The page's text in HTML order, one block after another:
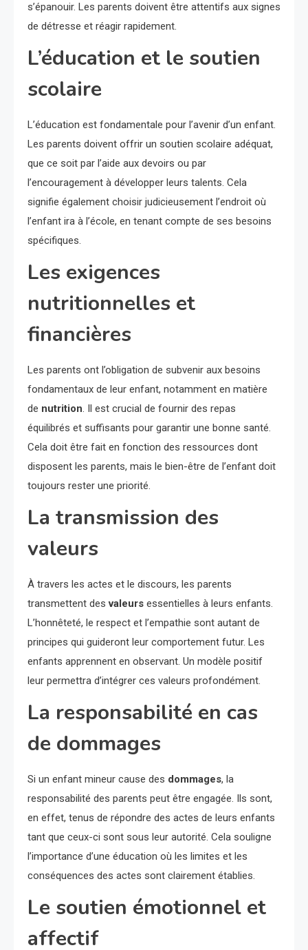
s’épanouir. Les parents doivent être attentifs aux signes
de détresse et réagir rapidement.
L’éducation et le soutien
scolaire
L’éducation est fondamentale pour l’avenir d’un enfant.
Les parents doivent offrir un soutien scolaire adéquat,
que ce soit par l’aide aux devoirs ou par
l’encouragement à développer leurs talents. Cela
signifie également choisir judicieusement l’endroit où
l’enfant ira à l’école, en tenant compte de ses besoins
spécifiques.
Les exigences
nutritionnelles et
financières
Les parents ont l’obligation de subvenir aux besoins
fondamentaux de leur enfant, notamment en matière
de nutrition. Il est crucial de fournir des repas
équilibrés et suffisants pour garantir une bonne santé.
Cela doit être fait en fonction des ressources dont
disposent les parents, mais le bien-être de l’enfant doit
toujours rester une priorité.
La transmission des
valeurs
À travers les actes et le discours, les parents
transmettent desvaleurs essentielles à leurs enfants.
L’honnêteté, le respect et l’empathie sont autant de
principes qui guideront leur comportement futur. Les
enfants apprennent en observant. Un modèle positif
leur permettra d’intégrer ces valeurs profondément.
La responsabilité en cas
de dommages
Si un enfant mineur cause des dommages, la
responsabilité des parents peut être engagée. Ils sont,
en effet, tenus de répondre des actes de leurs enfants
tant que ceux-ci sont sous leur autorité. Cela souligne
l’importance d’une éducation où les limites et les
conséquences des actes sont clairement établies.
Le soutien émotionnel et
affectif